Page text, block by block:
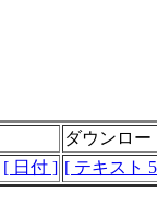
ダウンロー
[ 日付 ] [ テキスト